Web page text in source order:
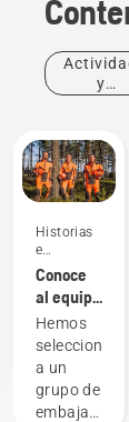
y
Historias
e
inspiración
Conoce
al equipo
H de
Husqvarna:
los
usuarios
más
Hemos
seleccionado
a un
grupo de
embajadores